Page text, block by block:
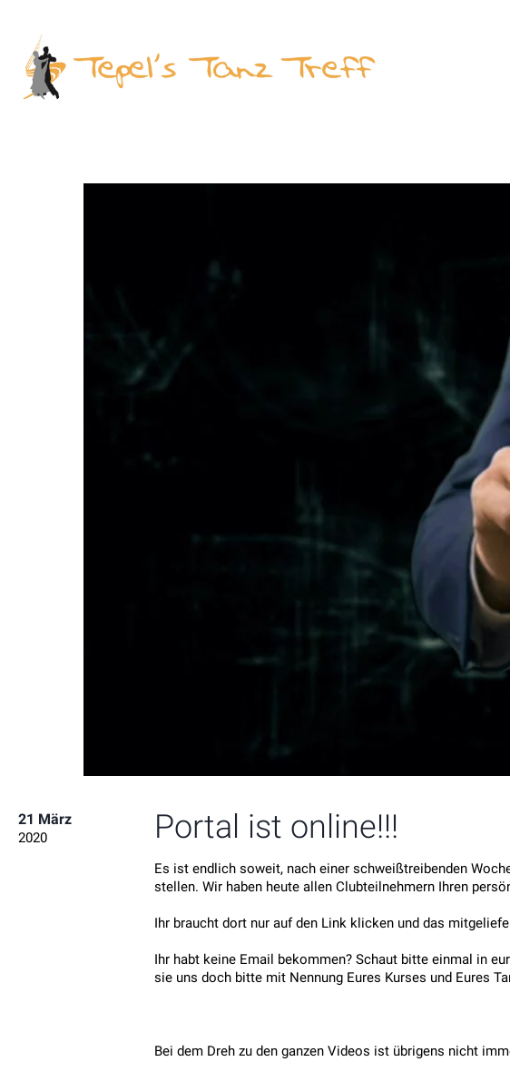
21 März
2020 Portal ist online!!!
Es ist endlich soweit, nach einer schweißtreibenden
stellen. Wir haben heute allen Clubteilnehmern Ihren
Ihr braucht dort nur auf den Link klicken und das
Ihr habt keine Email bekommen? Schaut bitte einmal in
sie uns doch bitte mit Nennung Eures Kurses und Eures
Bei dem Dreh zu den ganzen Videos ist übrigens nicht